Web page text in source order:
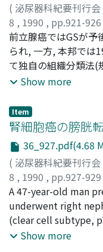
( 泌尿器科紀要刊行会
8 , 1990 , pp.921-926
日置, 琢一;杉村, 芳樹
村, 寿一;矢谷, 隆一;
Sakurai, Masaki;
Kawamura, Juichi
前立腺癌ではGSが予
られ, 一方, 本邦では
て独自の組織分類法(
較した.規約分類と
腺癌の間, 高分化腺癌
の間, GS 2-4とGS 8-
がみられた.臨床病期
ると, 各stageにおい
係がみられた.規約分
分類すると, 低分化な
傾向にあった
Show more
Item
腎細胞癌の膀胱
36_927.pdf(4.68
( 泌尿器科紀要刊行会
8 , 1990 , pp.927-929
谷川, 克己;松下, 一男
Kazuo
A 47-year-old man
underwent right
(clear cell subtype,
Cystoscopy
Show more